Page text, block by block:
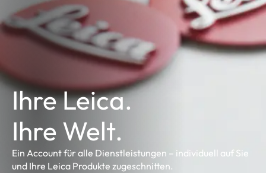
Ihre Leica.
Ihre Welt.
Ein Account für alle Dienstleistungen – individuell auf Sie
und Ihre Leica Produkte zugeschnitten.